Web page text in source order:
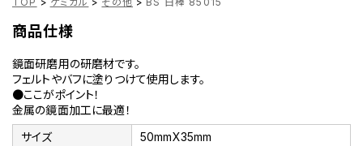
商品仕様
鏡面研磨用の研磨材です。
フェルトやバフに塗りつけて使用します。
●ここがポイント！
金属の鏡面加工に最適！
サイズ
50mmX35mm